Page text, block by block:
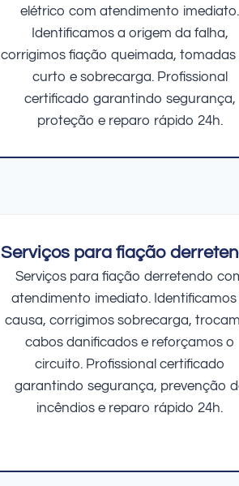
elétrico com atendimento imediato.
Identificamos a origem da falha,
corrigimos fiação queimada, tomadas
curto e sobrecarga. Profissional
certificado garantindo segurança,
proteção e reparo rápido 24h.
Serviços para fiação
Serviços para fiação derretendo
atendimento imediato. Identificamos
causa, corrigimos sobrecarga,
cabos danificados e reforçamos o
circuito. Profissional certificado
garantindo segurança, prevenção
incêndios e reparo rápido 24h.